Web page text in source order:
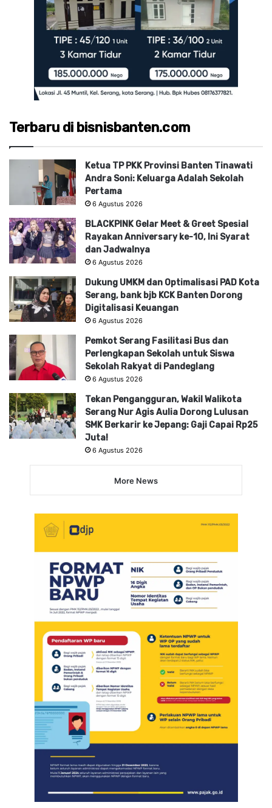
Terbaru di bisnisbanten.com
Ketua TP PKK Provinsi Banten Tinawati
Andra Soni: Keluarga Adalah Sekolah
Pertama
6 Agustus 2026
BLACKPINK Gelar Meet & Greet Spesial
Rayakan Anniversary ke-10, Ini Syarat
dan Jadwalnya
6 Agustus 2026
Dukung UMKM dan Optimalisasi PAD Kota
Serang, bank bjb KCK Banten Dorong
Digitalisasi Keuangan
6 Agustus 2026
Pemkot Serang Fasilitasi Bus dan
Perlengkapan Sekolah untuk Siswa
Sekolah Rakyat di Pandeglang
6 Agustus 2026
Tekan Pengangguran, Wakil Walikota
Serang Nur Agis Aulia Dorong Lulusan
SMK Berkarir ke Jepang: Gaji Capai Rp25
Juta!
6 Agustus 2026
More News